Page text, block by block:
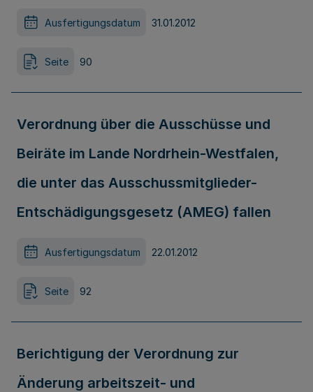
Ausfertigungsdatum 31.01.2012
Seite 90
Verordnung über die Ausschüsse und
Beiräte im Lande Nordrhein-Westfalen,
die unter das Ausschussmitglieder-
Entschädigungsgesetz (AMEG) fallen
Ausfertigungsdatum 22.01.2012
Seite 92
Berichtigung der Verordnung zur
Änderung arbeitszeit- und